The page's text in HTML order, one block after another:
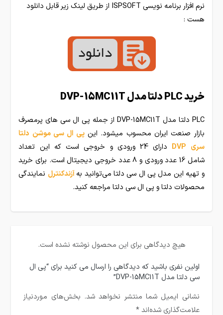
نرم افزار برنامه نویسی ISPSOFT از طریق لینک زیر قابل دانلود
هست :
خرید PLC دلتا مدل DVP-15MC11T
PLC دلتا مدل DVP-15MC11T از جمله پی ال سی های پرمصرف
بازار صنعت ایران محسوب میشود. این پی ال سی موشن دلتا
سری DVP
دارای 24 ورودی و خروجی است که این تعداد
شامل 16 عدد ورودی و 8 عدد خروجی دیجیتال است. برای خرید
و تهیه این مدل پی ال سی دلتا می‌توانید بهآزندکنترل نمایندگی
محصولات دلتا و پی ال سی دلتا مراجعه کنید.
هیچ دیدگاهی برای این محصول نوشته نشده است.
اولین نفری باشید که دیدگاهی را ارسال می کنید برای “پی ال
سی دلتا مدل DVP-15MC11T”
نشانی ایمیل شما منتشر نخواهد شد. بخش‌های موردنیاز
علامت‌گذاری شده‌اند*